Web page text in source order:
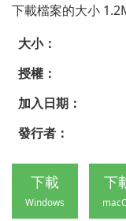
下載檔案的大小
大小：
授權：
加入日期：
發行者：
下載
Windows
下